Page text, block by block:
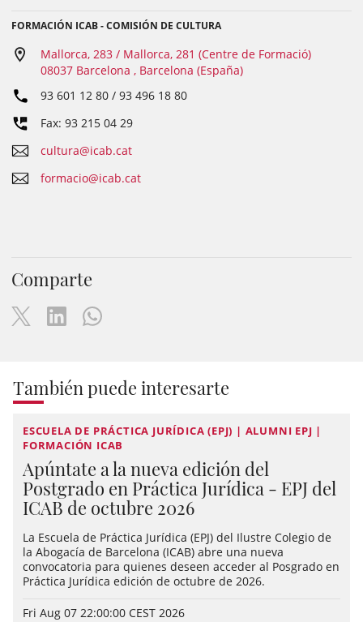
FORMACIÓN ICAB - COMISIÓN DE CULTURA
Mallorca, 283 / Mallorca, 281 (Centre de Formació)
08037 Barcelona , Barcelona (España)
93 601 12 80 / 93 496 18 80
Fax: 93 215 04 29
cultura@icab.cat
formacio@icab.cat
Comparte
También puede interesarte
ESCUELA DE PRÁCTICA JURÍDICA (EPJ) | ALUMNI EPJ |
FORMACIÓN ICAB
Apúntate a la nueva edición del
Postgrado en Práctica Jurídica - EPJ del
ICAB de octubre 2026
La Escuela de Práctica Jurídica (EPJ) del Ilustre Colegio de
la Abogacía de Barcelona (ICAB) abre una nueva
convocatoria para quienes deseen acceder al Posgrado en
Práctica Jurídica edición de octubre de 2026.
Fri Aug 07 22:00:00 CEST 2026